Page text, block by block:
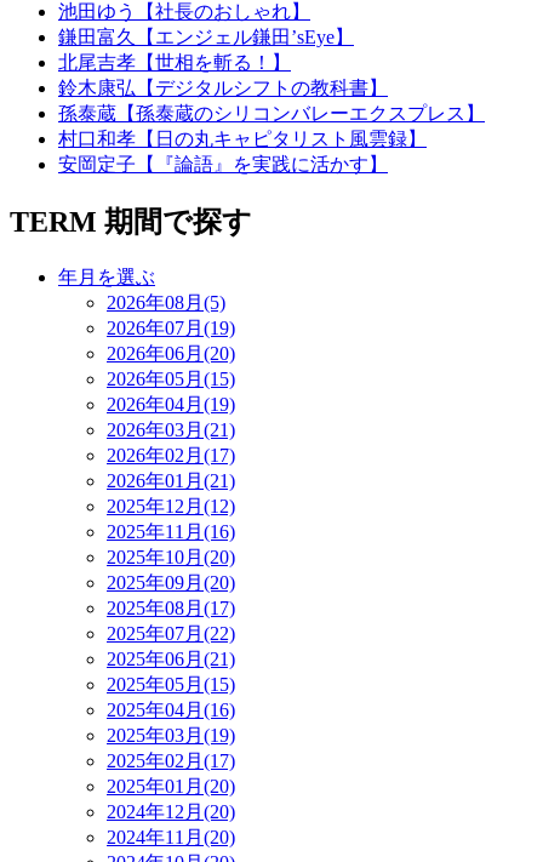
池田ゆう【社長のおしゃれ】
鎌田富久【エンジェル鎌田’sEye】
北尾吉孝【世相を斬る！】
鈴木康弘【デジタルシフトの教科書】
孫泰蔵【孫泰蔵のシリコンバレーエクスプレス】
村口和孝【日の丸キャピタリスト風雲録】
安岡定子【『論語』を実践に活かす】
TERM 期間で探す
年月を選ぶ
2026年08月(5)
2026年07月(19)
2026年06月(20)
2026年05月(15)
2026年04月(19)
2026年03月(21)
2026年02月(17)
2026年01月(21)
2025年12月(12)
2025年11月(16)
2025年10月(20)
2025年09月(20)
2025年08月(17)
2025年07月(22)
2025年06月(21)
2025年05月(15)
2025年04月(16)
2025年03月(19)
2025年02月(17)
2025年01月(20)
2024年12月(20)
2024年11月(20)